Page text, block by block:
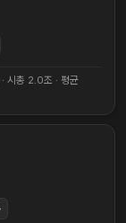
시총 2.0조 · 평균